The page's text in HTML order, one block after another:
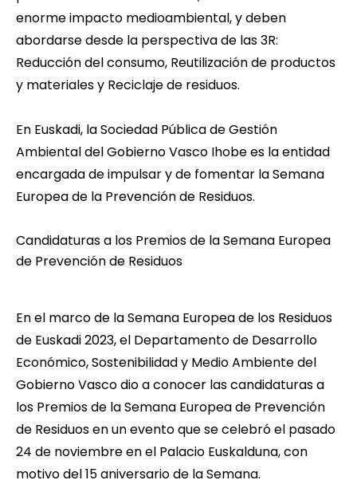
enorme impacto medioambiental, y deben
abordarse desde la perspectiva de las 3R:
Reducción del consumo, Reutilización de productos
y materiales y Reciclaje de residuos.
En Euskadi, la Sociedad Pública de Gestión
Ambiental del Gobierno Vasco Ihobees la entidad
encargada de impulsar y de fomentar la Semana
Europea de la Prevención de Residuos.
Candidaturas a los Premios de la Semana Europea
de Prevención de Residuos
En el marco de la Semana Europea de los Residuos
de Euskadi 2023, el Departamento de Desarrollo
Económico, Sostenibilidad y Medio Ambiente del
Gobierno Vasco dio a conocer lascandidaturas a
los Premios de la Semana Europea de Prevención
de Residuosen un evento que se celebró el pasado
24 de noviembre en el Palacio Euskalduna, con
motivo del 15 aniversario de la Semana.